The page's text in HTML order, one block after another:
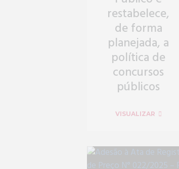
restabelece,
de forma
planejada, a
política de
concursos
públicos
VISUALIZAR